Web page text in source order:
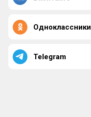
Одноклассники
Telegram